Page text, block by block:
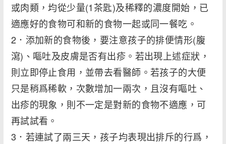
或肉類，均從少量(1茶匙)及稀釋的濃度開始，已
適應好的食物可和新的食物一起或同一餐吃。
2．添加新的食物後，要注意孩子的排便情形(腹
瀉)、嘔吐及皮膚是否有出疹。若出現上述症狀，
則立即停止食用，並帶去看醫師。若孩子的大便
只是稍爲稀軟，次數增加一兩次，且沒有嘔吐、
出疹的現象，則不一定是對新的食物不適應，可
再試試看。
3．若連試了兩三天，孩子均表現出排斥的行爲，